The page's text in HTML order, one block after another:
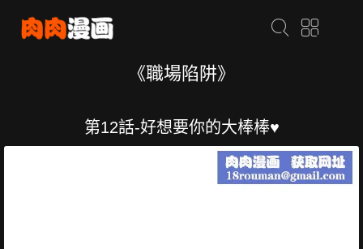
《職場陷阱》
第12話-好想要你的大棒棒♥